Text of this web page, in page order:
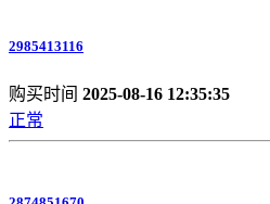
2985413116
购买时间 2025-08-16 12:35:35
正常